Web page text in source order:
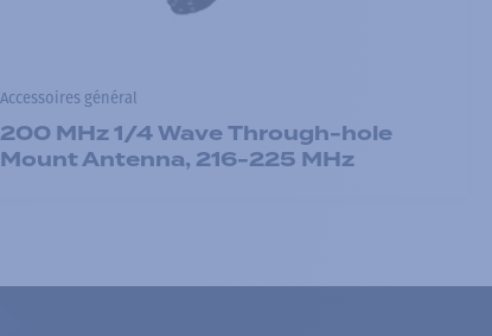
Accessoires général
200 MHz 1/4 Wave Through-hole
Mount Antenna, 216-225 MHz